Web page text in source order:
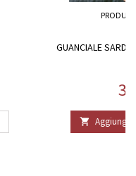
GUANCIALE
 Aggiungi